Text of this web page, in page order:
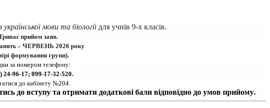
української мови та біології для учнів 9-х класів.
прийом заяв.
– ЧЕРВЕНЬ 2026 року
формування групи).
за номером телефону:
24-96-17; 099-17-32-520.
до кабінету №204.
до вступу та отримати додаткові бали відповідно до умов прийому.